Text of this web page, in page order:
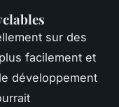
sur des
facilement et
développement